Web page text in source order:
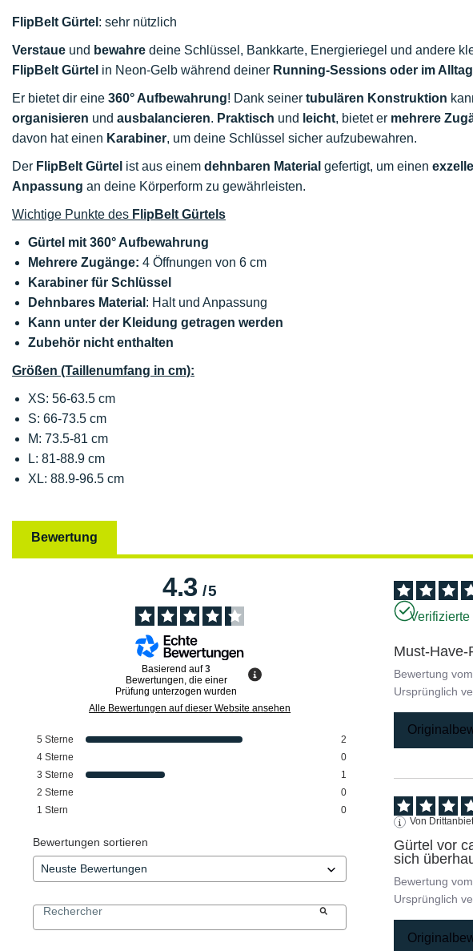
FlipBelt Gürtel : sehr nützlich
Verstaue und bewahre deine Schlüssel, Bankkarte, Energieriegel und andere
FlipBelt Gürtel in Neon-Gelb während deiner Running-Sessions oder im Alltag
Er bietet dir eine 360° Aufbewahrung! Dank seiner tubulären Konstruktion
organisieren und ausbalancieren. Praktisch und leicht, bietet er mehrere
davon hat einen Karabiner, um deine Schlüssel sicher aufzubewahren.
Der FlipBelt Gürtel ist aus einem dehnbaren Material gefertigt, um einen
Anpassung an deine Körperform zu gewährleisten.
Wichtige Punkte des FlipBelt Gürtels
Gürtel mit 360° Aufbewahrung
Mehrere Zugänge: 4 Öffnungen von 6 cm
Karabiner für Schlüssel
Dehnbares Material : Halt und Anpassung
Kann unter der Kleidung getragen werden
Zubehör nicht enthalten
Größen (Taillenumfang in cm):
XS: 56-63.5 cm
S: 66-73.5 cm
M: 73.5-81 cm
L: 81-88.9 cm
XL: 88.9-96.5 cm
Bewertung
4.3/5
Basierend auf3
Bewertungen, die einer
Prüfung unterzogen wurden
Alle Bewertungen auf dieser Website ansehen
5 Sterne
2
4 Sterne
0
3 Sterne
1
2 Sterne
0
1 Stern 0
Bewertungen sortieren
Must-Have-
Bewertung
Ursprünglich
Von
Gürtel vor
sich
Bewertung
Ursprünglich